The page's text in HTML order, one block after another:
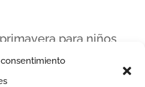
para niños